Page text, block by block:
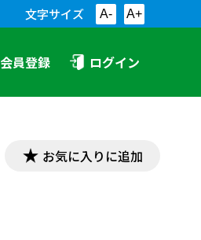
文字サイズ A- A+
会員登録 ログイン
お気に入りに追加